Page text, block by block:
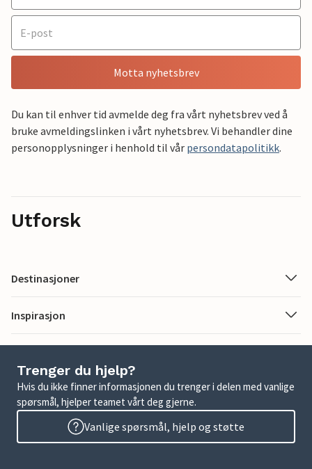
Motta nyhetsbrev
Du kan til enhver tid avmelde deg fra vårt nyhetsbrev ved å
bruke avmeldingslinken i vårt nyhetsbrev. Vi behandler dine
personopplysninger i henhold til vår persondatapolitikk.
Utforsk
Destinasjoner
Inspirasjon
Trenger du hjelp?
Hvis du ikke finner informasjonen du trenger i delen med vanlige
spørsmål, hjelper teamet vårt deg gjerne.
Vanlige spørsmål, hjelp og støtte